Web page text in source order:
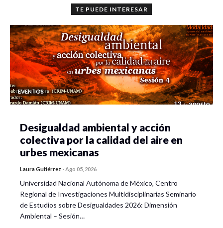
TE PUEDE INTERESAR
EVENTOS
Desigualdad ambiental y acción
colectiva por la calidad del aire en
urbes mexicanas
Laura Gutiérrez -Ago 05, 2026
Universidad Nacional Autónoma de México, Centro
Regional de Investigaciones Multidisciplinarias Seminario
de Estudios sobre Desigualdades 2026: Dimensión
Ambiental – Sesión…